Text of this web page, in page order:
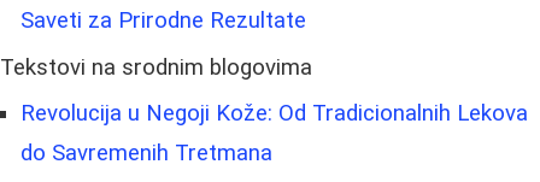
Saveti za Prirodne Rezultate
Tekstovi na srodnim blogovima
Revolucija u Negoji Kože: Od Tradicionalnih Lekova
do Savremenih Tretmana